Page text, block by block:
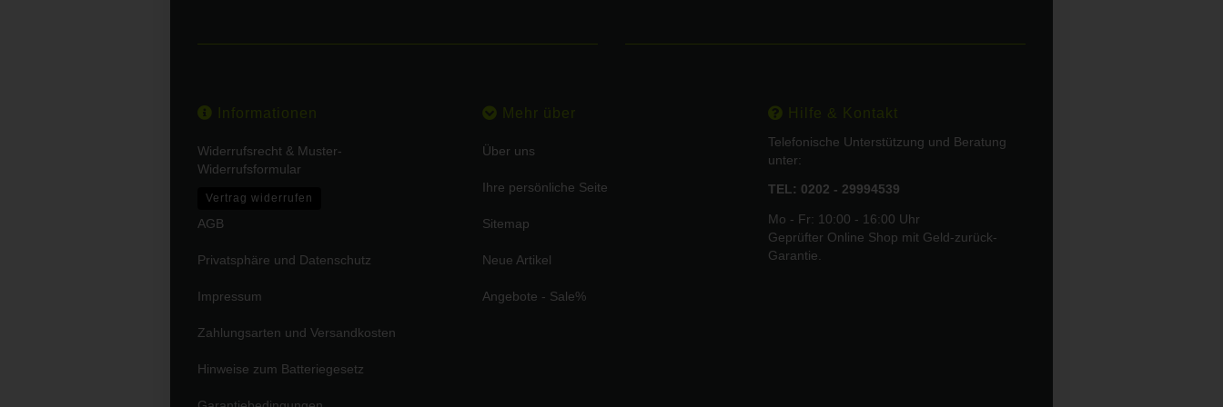
Informationen
Widerrufsrecht & Muster-
Widerrufsformular
Vertrag widerrufen
AGB
Privatsphäre und Datenschutz
Impressum
Zahlungsarten und Versandkosten
Hinweise zum Batteriegesetz
Mehr über
Über uns
Ihre persönliche Seite
Sitemap
Neue Artikel
Angebote - Sale%
Hilfe & Kontakt
Telefonische Unterstützung und Beratung
unter:
TEL: 0202 - 29994539
Mo - Fr: 10:00 - 16:00 Uhr
Geprüfter Online Shop mit Geld-zurück-
Garantie.